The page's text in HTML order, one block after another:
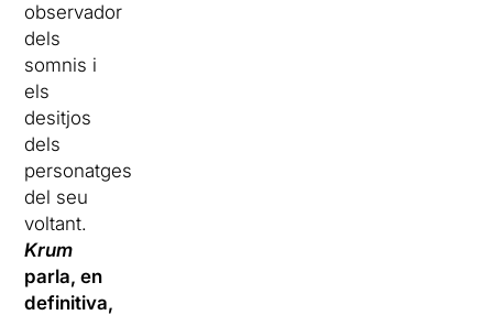
observador
dels
somnis i
els
desitjos
dels
personatges
del seu
voltant.
Krum
parla, en
definitiva,